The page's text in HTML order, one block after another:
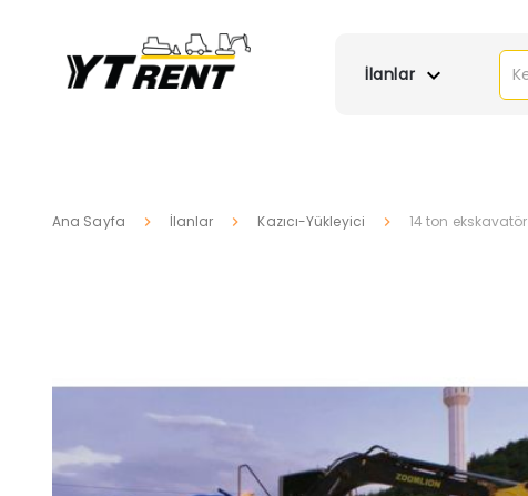
İlanlar
Ana Sayfa İlanlar Kazıcı-Yükleyici 14 ton ekskavatör